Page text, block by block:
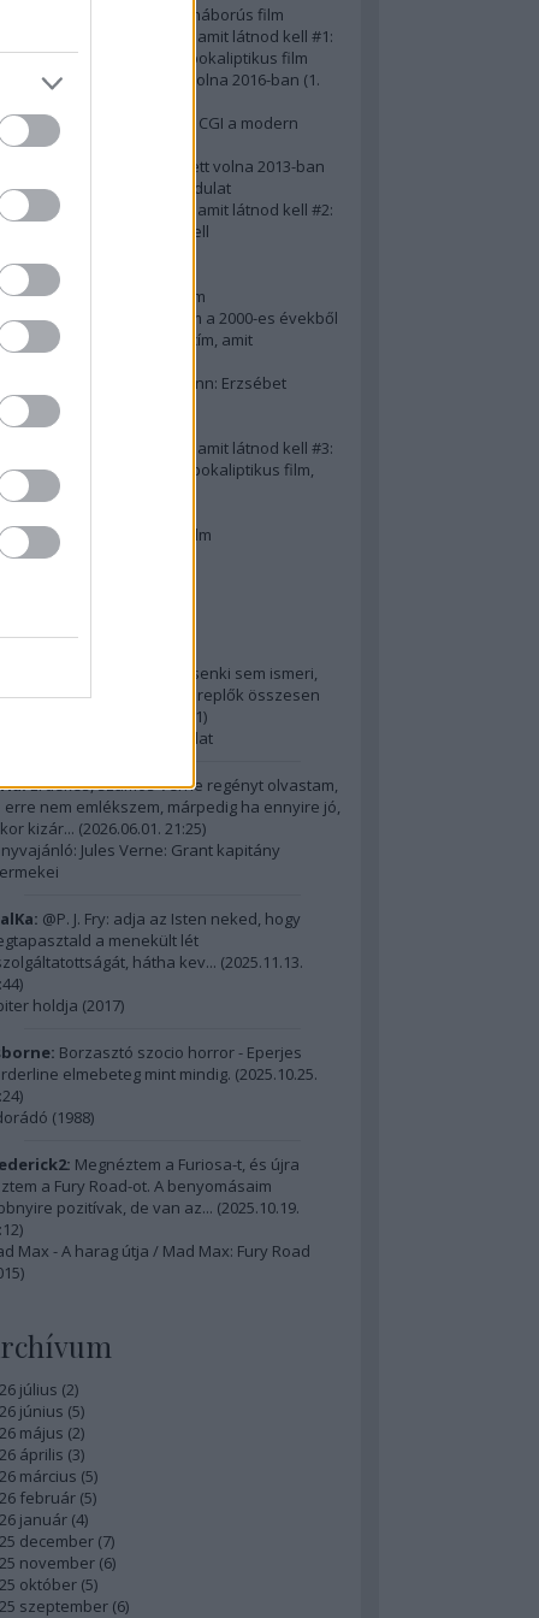
A 10 legjobb második világháborús film
50 posztapokaliptikus film, amit látnod kell #1:
A 10 legkreatívabb posztapokaliptikus film
20 film, amit látnod kellett volna 2016-ban (1.
Ezért néz ki borzasztóan a CGI a modern
filmekben (is)
15(+1) film, amit látnod kellett volna 2013-ban
A 15 legnagyobb filmes fordulat
50 posztapokaliptikus film, amit látnod kell #2:
10 zombifilm, amit látnod kell
A 10 legjobb Brad Pitt-film
A 10 legjobb Mel Gibson-film
Az igazi 10 legjobb akciófilm a 2000-es évekből
10 iszonyatos magyar filmcím, amit
Könyvkritika: Brigitte Hamann: Erzsébet
királyné (2019)
A 10 legjobb Al Pacino - film
50 posztapokaliptikus film, amit látnod kell #3:
10 (nem is annyira) posztapokaliptikus film,
amit látnod kell
A 10 legjobb Matt Damon-film
2014 ComingSoon - 5. rész
topikok
@Alick: Az Őslakót kb. senki sem ismeri,
hatalmas film, az itt szereplők összesen
2026.06.01. 21:31)
legnagyobb filmes fordulat
Érdekes, számos Verne regényt olvastam,
erre nem emlékszem, márpedig ha ennyire jó,
kizár... (2026.06.01. 21:25)
Jules Verne: Grant kapitány
@P. J. Fry: adja az Isten neked, hogy
a menekült lét
hátha kev... (2025.11.13.
)
holdja (2017)
Borzasztó szocio horror - Eperjes
elmebeteg mint mindig. (2025.10.25.
)
(1988)
Megnéztem a Furiosa-t, és újra
a Fury Road-ot. A benyomásaim
pozitívak, de van az... (2025.10.19.
)
Max - A harag útja / Mad Max: Fury Road
július (2)
június (5)
május (2)
április (3)
március (5)
február (5)
január (4)
december (7)
november (6)
október (5)
szeptember (6)